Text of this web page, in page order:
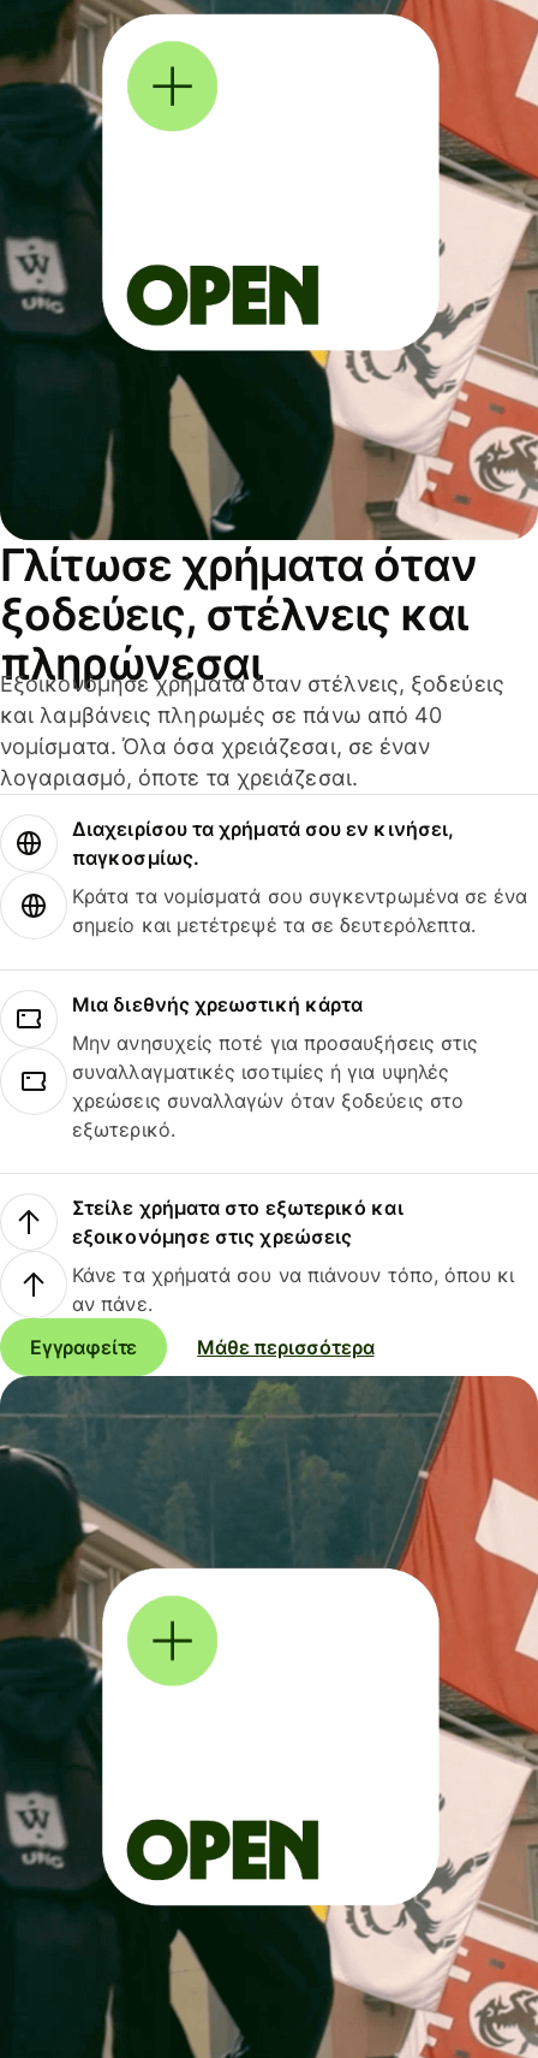
Γλίτωσε χρήματα όταν
ξοδεύεις, στέλνεις και
πληρώνεσαι
Εξοικονόμησε χρήματα όταν στέλνεις, ξοδεύεις
και λαμβάνεις πληρωμές σε πάνω από 40
νομίσματα. Όλα όσα χρειάζεσαι, σε έναν
λογαριασμό, όποτε τα χρειάζεσαι.
Διαχειρίσου τα χρήματά σου εν κινήσει,
παγκοσμίως.
Κράτα τα νομίσματά σου συγκεντρωμένα σε ένα
σημείο και μετέτρεψέ τα σε δευτερόλεπτα.
Μια διεθνής χρεωστική κάρτα
Μην ανησυχείς ποτέ για προσαυξήσεις στις
συναλλαγματικές ισοτιμίες ή για υψηλές
χρεώσεις συναλλαγών όταν ξοδεύεις στο
εξωτερικό.
Στείλε χρήματα στο εξωτερικό και
εξοικονόμησε στις χρεώσεις
Κάνε τα χρήματά σου να πιάνουν τόπο, όπου κι
αν πάνε.
Εγγραφείτε
Μάθε περισσότερα